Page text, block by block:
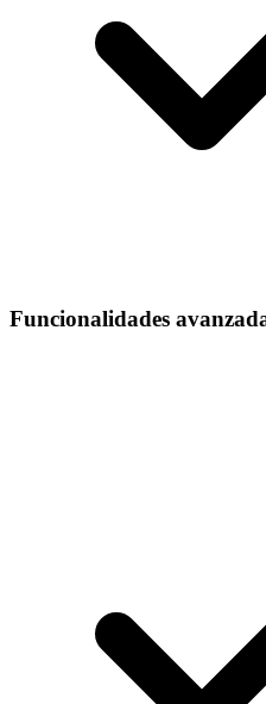
Funcionalidades